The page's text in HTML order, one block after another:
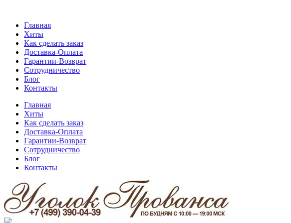
Главная
Хиты
Как сделать заказ
Доставка-Оплата
Гарантии-Возврат
Сотрудничество
Блог
Контакты
Главная
Хиты
Как сделать заказ
Доставка-Оплата
Гарантии-Возврат
Сотрудничество
Блог
Контакты